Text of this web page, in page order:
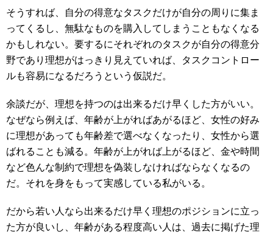
そうすれば、自分の得意なタスクだけが自分の周りに集ま
ってくるし、無駄なものを購入してしまうこともなくなる
かもしれない。要するにそれぞれのタスクが自分の得意分
野であり理想がはっきり見えていれば、タスクコントロー
ルも容易になるだろうという仮説だ。
余談だが、理想を持つのは出来るだけ早くした方がいい。
なぜなら例えば、年齢が上がればあがるほど、女性の好み
に理想があっても年齢差で選べなくなったり、女性から選
ばれることも減る。年齢が上がれば上がるほど、金や時間
など色んな制約で理想を偽装しなければならなくなるの
だ。それを身をもって実感している私がいる。
だから若い人なら出来るだけ早く理想のポジションに立っ
た方が良いし、年齢がある程度高い人は、過去に掲げた理